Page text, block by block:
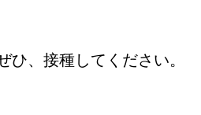
ひ、接種してください。